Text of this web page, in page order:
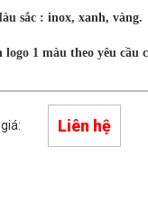
sắc : inox, xanh, vàng.
logo 1 màu theo yêu cầu
Liên hệ